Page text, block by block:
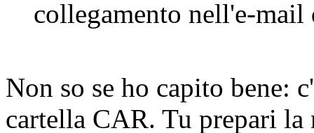
collegamento nell'e-mail
Non so se ho capito bene:
cartella CAR. Tu prepari